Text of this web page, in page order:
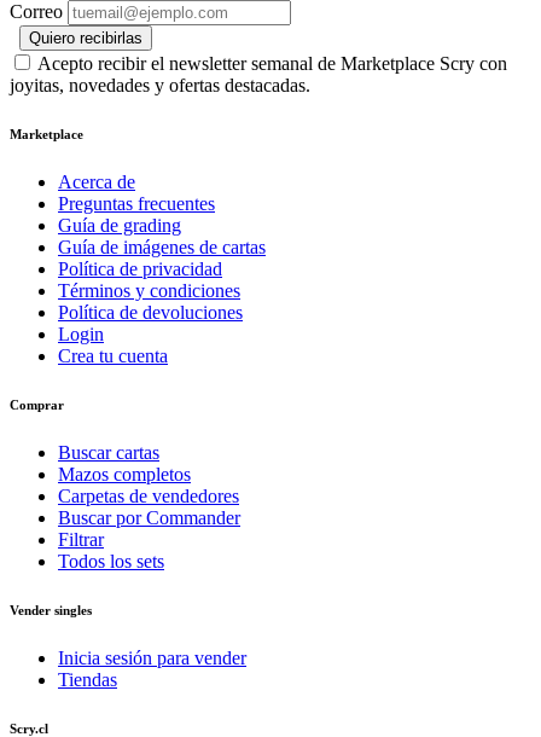
Correo
Quiero recibirlas
Acepto recibir el newsletter semanal de Marketplace Scry con
joyitas, novedades y ofertas destacadas.
Marketplace
Acerca de
Preguntas frecuentes
Guía de grading
Guía de imágenes de cartas
Política de privacidad
Términos y condiciones
Política de devoluciones
Login
Crea tu cuenta
Comprar
Buscar cartas
Mazos completos
Carpetas de vendedores
Buscar por Commander
Filtrar
Todos los sets
Vender singles
Inicia sesión para vender
Tiendas
Scry.cl